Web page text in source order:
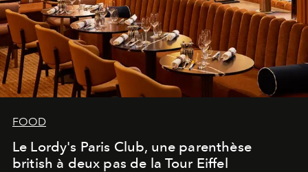
FOOD
Le Lordy's Paris Club, une parenthèse
british à deux pas de la Tour Eiffel